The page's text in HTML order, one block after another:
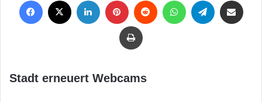
Drucken
Stadt erneuert Webcams